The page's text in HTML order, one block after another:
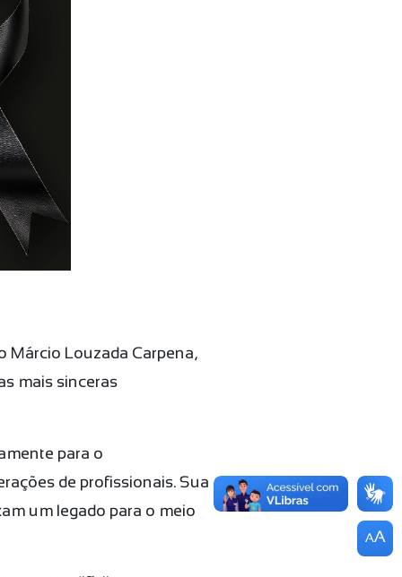
AA
Márcio Louzada Carpena,
mais sinceras
para o
de profissionais. Sua
um legado para o meio